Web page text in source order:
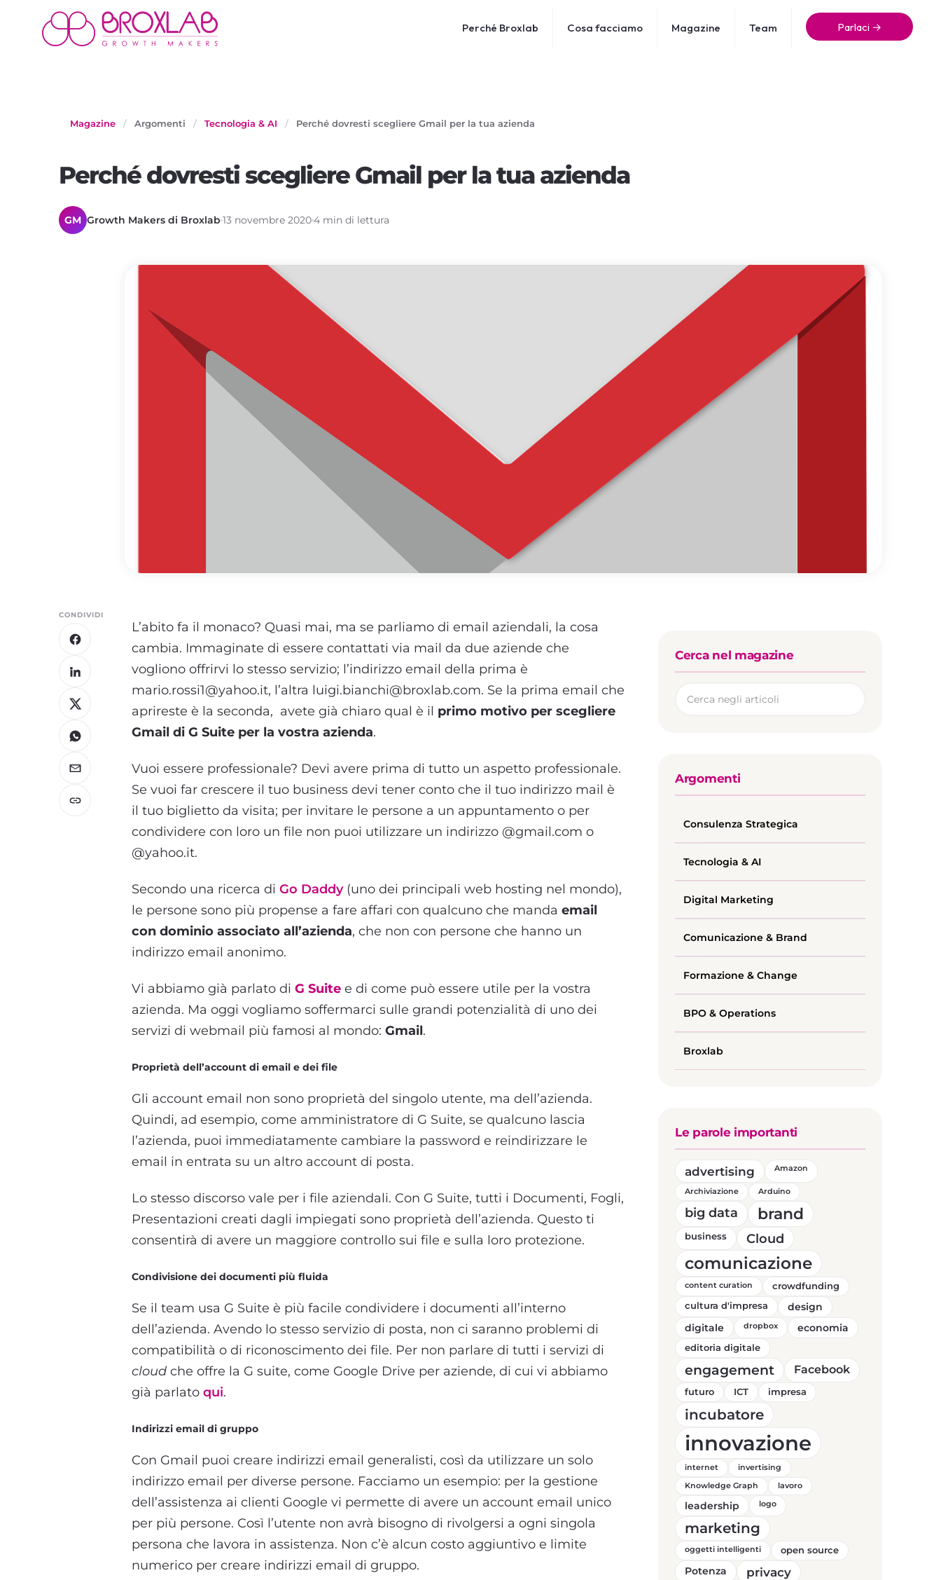
Perché Broxlab Cosa facciamo Magazine Team Parlaci →
Magazine / Argomenti / Tecnologia & AI / Perché dovresti scegliere Gmail per la tua azienda
Perché dovresti scegliere Gmail per la tua azienda
GM Growth Makers di Broxlab 13 novembre 20204 min di lettura
CONDIVIDI
L’abito fa il monaco? Quasi mai, ma se parliamo di email aziendali, la cosa
cambia. Immaginate di essere contattati via mail da due aziende che
vogliono offrirvi lo stesso servizio; l’indirizzo email della prima è
mario.rossi1@yahoo.it, l’altra luigi.bianchi@broxlab.com. Se la prima email che
aprireste è la seconda, avete già chiaro qual è il primo motivo per scegliere
Gmail di G Suite per la vostra azienda.
Vuoi essere professionale? Devi avere prima di tutto un aspetto professionale.
Se vuoi far crescere il tuo business devi tener conto che il tuo indirizzo mail è
il tuo biglietto da visita; per invitare le persone a un appuntamento o per
condividere con loro un file non puoi utilizzare un indirizzo @gmail.com o
@yahoo.it.
Secondo una ricerca di Go Daddy(uno dei principali web hosting nel mondo),
le persone sono più propense a fare affari con qualcuno che manda email
con dominio associato all’azienda, che non con persone che hanno un
indirizzo email anonimo.
Vi abbiamo già parlato di G Suite e di come può essere utile per la vostra
azienda. Ma oggi vogliamo soffermarci sulle grandi potenzialità di uno dei
servizi di webmail più famosi al mondo: Gmail.
Proprietà dell’account di email e dei file
Gli account email non sono proprietà del singolo utente, ma dell’azienda.
Quindi, ad esempio, come amministratore di G Suite, se qualcuno lascia
l’azienda, puoi immediatamente cambiare la password e reindirizzare le
email in entrata su un altro account di posta.
Lo stesso discorso vale per i file aziendali. Con G Suite, tutti i Documenti, Fogli,
Presentazioni creati dagli impiegati sono proprietà dell’azienda. Questo ti
consentirà di avere un maggiore controllo sui file e sulla loro protezione.
Condivisione dei documenti più fluida
Se il team usa G Suite è più facile condividere i documenti all’interno
dell’azienda. Avendo lo stesso servizio di posta, non ci saranno problemi di
compatibilità o di riconoscimento dei file. Per non parlare di tutti i servizi di
cloud che offre la G suite, come Google Drive per aziende, di cui vi abbiamo
già parlato qui.
Indirizzi email di gruppo
Con Gmail puoi creare indirizzi email generalisti, così da utilizzare un solo
indirizzo email per diverse persone. Facciamo un esempio: per la gestione
dell’assistenza ai clienti Google vi permette di avere un account email unico
per più persone. Così l’utente non avrà bisogno di rivolgersi a ogni singola
persona che lavora in assistenza. Non c’è alcun costo aggiuntivo e limite
numerico per creare indirizzi email di gruppo.
Cerca nel magazine
Argomenti
Consulenza Strategica
Tecnologia & AI
Digital Marketing
Comunicazione & Brand
Formazione & Change
BPO & Operations
Broxlab
Le parole importanti
advertising Amazon
Archiviazione Arduino
big data brand
business Cloud
comunicazione
content curation
crowdfunding
cultura d'impresa
design
digitale
dropbox economia
editoria digitale
engagement Facebook
futuro ICT impresa
incubatore
innovazione
internet
invertising
Knowledge Graph
lavoro
leadership logo
marketing
oggetti intelligenti open source
Potenza privacy